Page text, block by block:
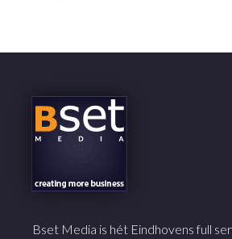
Bset Media is hét Eindhovens full